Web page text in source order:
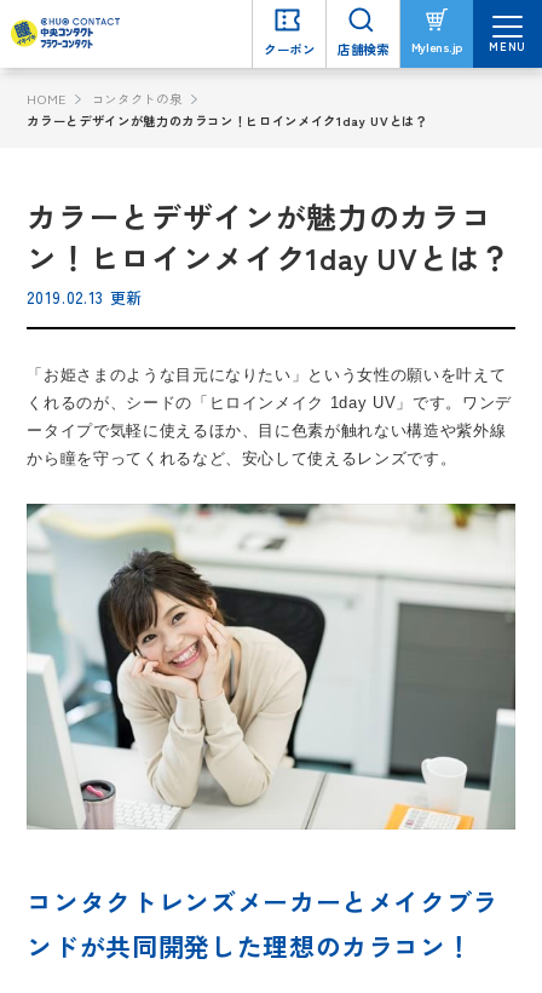
クーポン 店舗検索 Mylens.jp MENU
HOME
コンタクトの泉
カラーとデザインが魅力のカラコン！ヒロインメイク1day UVとは？
カラーとデザインが魅力のカラコ
ン！ヒロインメイク1day UVとは？
2019.02.13 更新
「お姫さまのような目元になりたい」という女性の願いを叶えて
くれるのが、シードの「ヒロインメイク 1day UV」です。ワンデ
ータイプで気軽に使えるほか、目に色素が触れない構造や紫外線
から瞳を守ってくれるなど、安心して使えるレンズです。
コンタクトレンズメーカーとメイクブラ
ンドが共同開発した理想のカラコン！
クーポン 店舗検索 Mylens.jp MENU